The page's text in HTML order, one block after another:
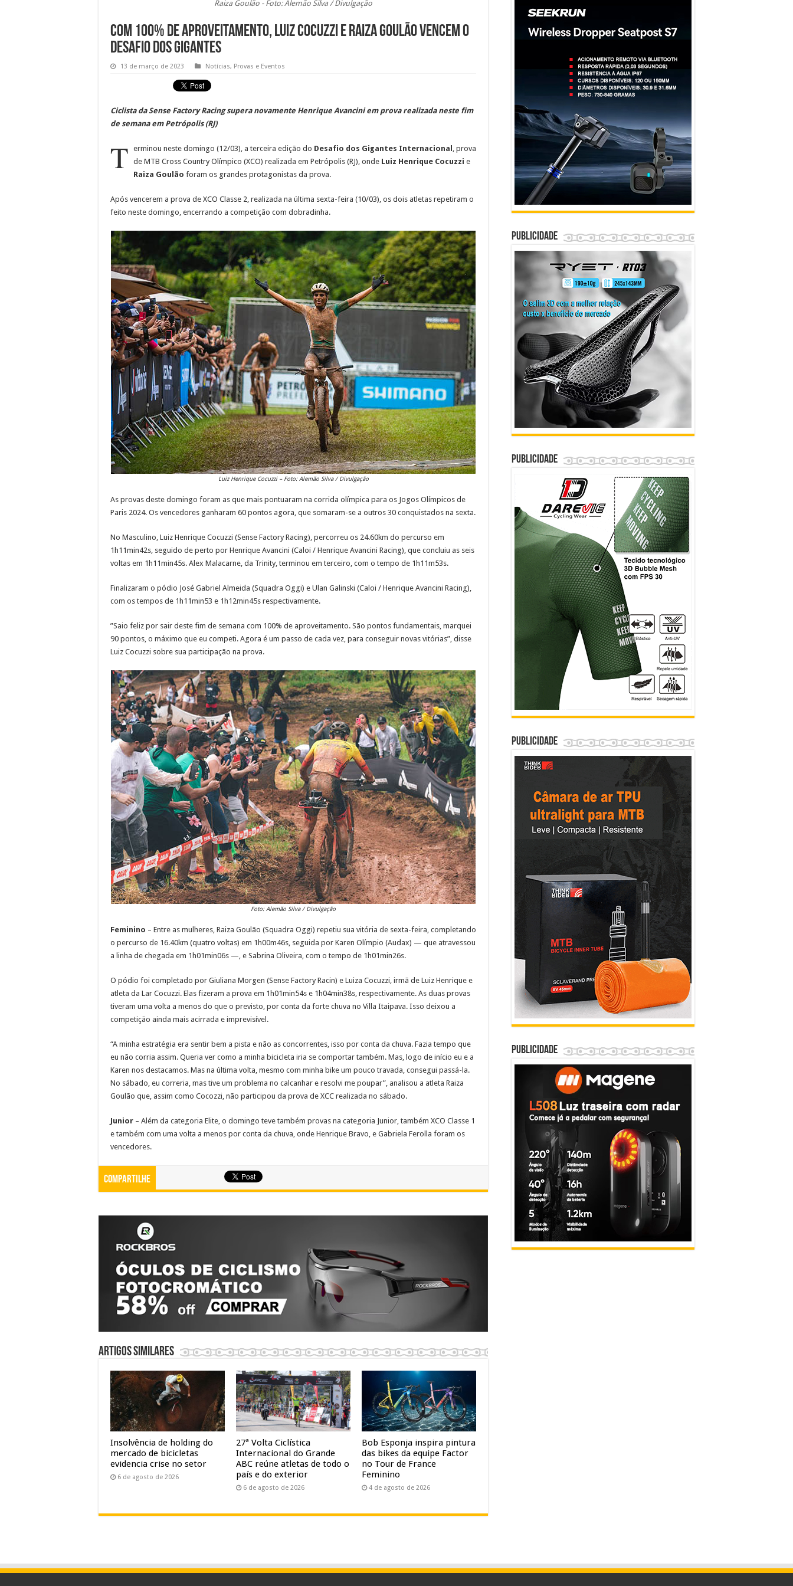
Raiza Goulão - Foto: Alemão Silva / Divulgação
Com 100% de aproveitamento, Luiz Cocuzzi e Raiza Goulão vencem o
Desafio dos Gigantes
13 de março de 2023 Notícias, Provas e Eventos
Ciclista da Sense Factory Racing supera novamente Henrique Avancini em prova realizada neste fim
de semana em Petrópolis (RJ)
T erminou neste domingo (12/03), a terceira edição do Desafio dos Gigantes Internacional
, prova
de MTB Cross Country Olímpico (XCO) realizada em Petrópolis (RJ), onde Luiz Henrique Cocuzzi e
Raiza Goulão foram os grandes protagonistas da prova.
Após vencerem a prova de XCO Classe 2, realizada na última sexta-feira (10/03), os dois atletas repetiram o
feito neste domingo, encerrando a competição com dobradinha.
Luiz Henrique Cocuzzi – Foto: Alemão Silva / Divulgação
As provas deste domingo foram as que mais pontuaram na corrida olímpica para os Jogos Olímpicos de
Paris 2024. Os vencedores ganharam 60 pontos agora, que somaram-se a outros 30 conquistados na sexta.
No Masculino, Luiz Henrique Cocuzzi (Sense Factory Racing), percorreu os 24.60km do percurso em
1h11min42s, seguido de perto por Henrique Avancini (Caloi / Henrique Avancini Racing), que concluiu as seis
voltas em 1h11min45s. Alex Malacarne, da Trinity, terminou em terceiro, com o tempo de 1h11m53s.
Finalizaram o pódio José Gabriel Almeida (Squadra Oggi) e Ulan Galinski (Caloi / Henrique Avancini Racing),
com os tempos de 1h11min53 e 1h12min45s respectivamente.
”Saio feliz por sair deste fim de semana com 100% de aproveitamento. São pontos fundamentais, marquei
90 pontos, o máximo que eu competi. Agora é um passo de cada vez, para conseguir novas vitórias”, disse
Luiz Cocuzzi sobre sua participação na prova.
Foto: Alemão Silva / Divulgação
Feminino – Entre as mulheres, Raiza Goulão (Squadra Oggi) repetiu sua vitória de sexta-feira, completando
o percurso de 16.40km (quatro voltas) em 1h00m46s, seguida por Karen Olímpio (Audax) — que atravessou
a linha de chegada em 1h01min06s —, e Sabrina Oliveira, com o tempo de 1h01min26s.
O pódio foi completado por Giuliana Morgen (Sense Factory Racin) e Luiza Cocuzzi, irmã de Luiz Henrique e
atleta da Lar Cocuzzi. Elas fizeram a prova em 1h01min54s e 1h04min38s, respectivamente. As duas provas
tiveram uma volta a menos do que o previsto, por conta da forte chuva no Villa Itaipava. Isso deixou a
competição ainda mais acirrada e imprevisível.
“A minha estratégia era sentir bem a pista e não as concorrentes, isso por conta da chuva. Fazia tempo que
eu não corria assim. Queria ver como a minha bicicleta iria se comportar também. Mas, logo de início eu e a
Karen nos destacamos. Mas na última volta, mesmo com minha bike um pouco travada, consegui passá-la.
No sábado, eu correria, mas tive um problema no calcanhar e resolvi me poupar”, analisou a atleta Raiza
Goulão que, assim como Cocozzi, não participou da prova de XCC realizada no sábado.
Junior – Além da categoria Elite, o domingo teve também provas na categoria Junior, também XCO Classe 1
e também com uma volta a menos por conta da chuva, onde Henrique Bravo, e Gabriela Ferolla foram os
vencedores.
Compartilhe
Artigos similares
Insolvência de holding do
mercado de bicicletas
evidencia crise no setor
6 de agosto de 2026
27ª Volta Ciclística
Internacional do Grande
ABC reúne atletas de todo o
país e do exterior
6 de agosto de 2026
Bob Esponja inspira pintura
das bikes da equipe Factor
no Tour de France
Feminino
4 de agosto de 2026
Publicidade
Publicidade
Publicidade
Publicidade